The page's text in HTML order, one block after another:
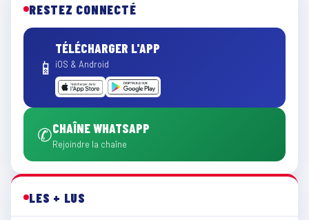
RESTEZ CONNECTÉ
📱
TÉLÉCHARGER L'APP
iOS & Android
✆CHAÎNE WHATSAPP
Rejoindre la chaîne
LES + LUS